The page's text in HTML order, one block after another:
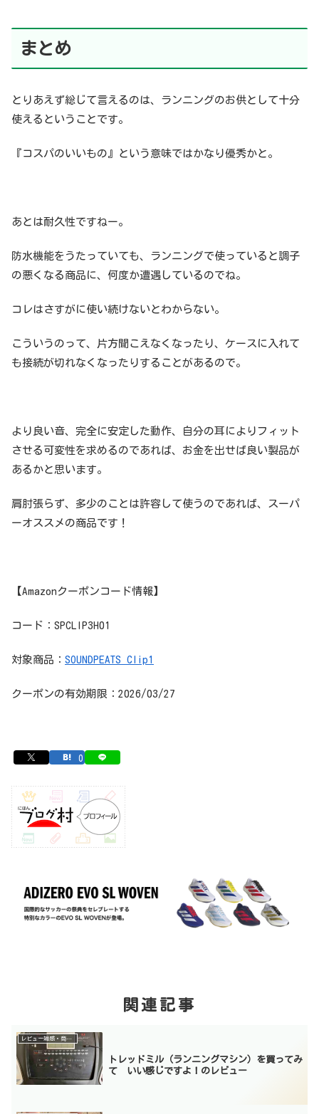
まとめ
とりあえず総じて言えるのは、ランニングのお供として十分
使えるということです。
『コスパのいいもの』という意味ではかなり優秀かと。
あとは耐久性ですねー。
防水機能をうたっていても、ランニングで使っていると調子
の悪くなる商品に、何度か遭遇しているのでね。
コレはさすがに使い続けないとわからない。
こういうのって、片方聞こえなくなったり、ケースに入れて
も接続が切れなくなったりすることがあるので。
より良い音、完全に安定した動作、自分の耳によりフィット
させる可変性を求めるのであれば、お金を出せば良い製品が
あるかと思います。
肩肘張らず、多少のことは許容して使うのであれば、スーパ
ーオススメの商品です！
【Amazonクーポンコード情報】
コード：SPCLIP3H01
対象商品： SOUNDPEATS Clip1
クーポンの有効期限：2026/03/27
0
関連記事
レビュー雑感・商品紹介
トレッドミル（ランニングマシン）を買ってみ
て いい感じですよ！のレビュー